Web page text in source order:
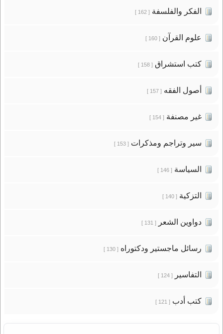
الفكر والفلسفة[ 162 ]
علوم القرآن[ 160 ]
كتب استشراق[ 158 ]
أصول الفقه[ 157 ]
غير مصنفة[ 154 ]
سير وتراجم ومذكرات[ 153 ]
السياسة[ 146 ]
التزكية[ 140 ]
دواوين الشعر[ 131 ]
رسائل ماجستير ودكتوراه[ 130 ]
التفاسير[ 124 ]
كتب أدب[ 121 ]